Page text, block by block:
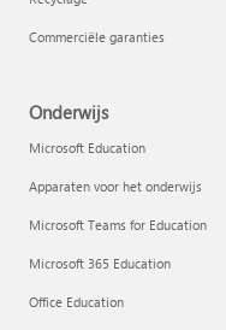
Commerciële garanties
Onderwijs
Microsoft Education
Apparaten voor het onderwijs
Microsoft Teams for Education
Microsoft 365 Education
Office Education